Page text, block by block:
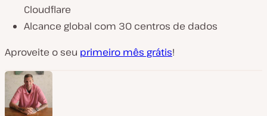
Cloudflare
Alcance global com 30 centros de dados
Aproveite o seu primeiro mês grátis!